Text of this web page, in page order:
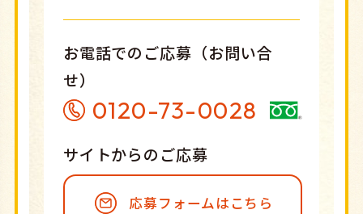
お電話でのご応募（お問い合
せ）
0120-73-0028
サイトからのご応募
応募フォームはこちら